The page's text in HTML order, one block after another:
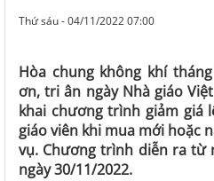
Thứ sáu - 04/11/2022 07:00
Hòa chung không khí
ơn, tri ân ngày Nhà giáo
khai chương trình giảm giá
giáo viên khi mua mới hoặc
vụ. Chương trình diễn ra từ
ngày 30/11/2022.